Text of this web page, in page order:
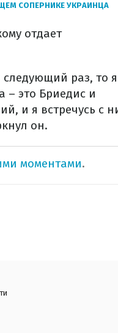
СОПЕРНИКЕ УКРАИНЦА
отдает
следующий раз, то я
– это Бриедис и
и я встречусь с
он.
моментами.